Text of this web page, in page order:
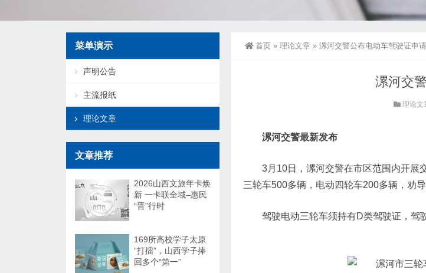
首页 » 理论文章 » 漯河交警公布电动车驾驶证申
漯河交
理论文
漯河交警最新发布
3月10日，漯河交警在市区范围内开展
三轮车500多辆，电动四轮车200多辆，劝
驾驶电动三轮车须持有D类驾驶证，驾
菜单演示
声明公告
主流报纸
理论文章
文章推荐
2026山西文旅年卡焕
新 一卡联全域–惠民
“晋”行时
169所高校学子太原
“打擂”，山西学子捧
回多个“第一”